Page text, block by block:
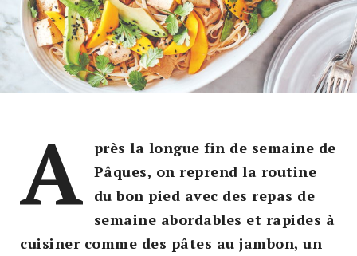
A
près la longue fin de semaine de
Pâques, on reprend la routine
du bon pied avec des repas de
semaine abordables et rapides à
cuisiner comme des pâtes au jambon, un